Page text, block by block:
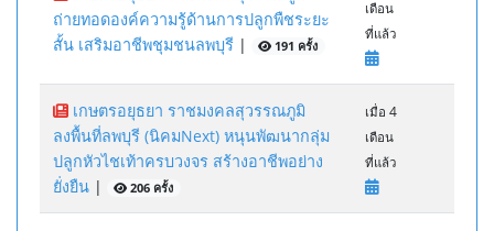
ถ่ายทอดองค์ความรู้ด้านการปลูกพืชระยะ
สั้น เสริมอาชีพชุมชนลพบุรี | 191 ครั้ง
เดือน
ที่แล้ว
เกษตรอยุธยา ราชมงคลสุวรรณภูมิ
ลงพื้นที่ลพบุรี (นิคมNext) หนุนพัฒนากลุ่ม
ปลูกหัวไชเท้าครบวงจร สร้างอาชีพอย่าง
ยั่งยืน | 206 ครั้ง
เมื่อ 4
เดือน
ที่แล้ว